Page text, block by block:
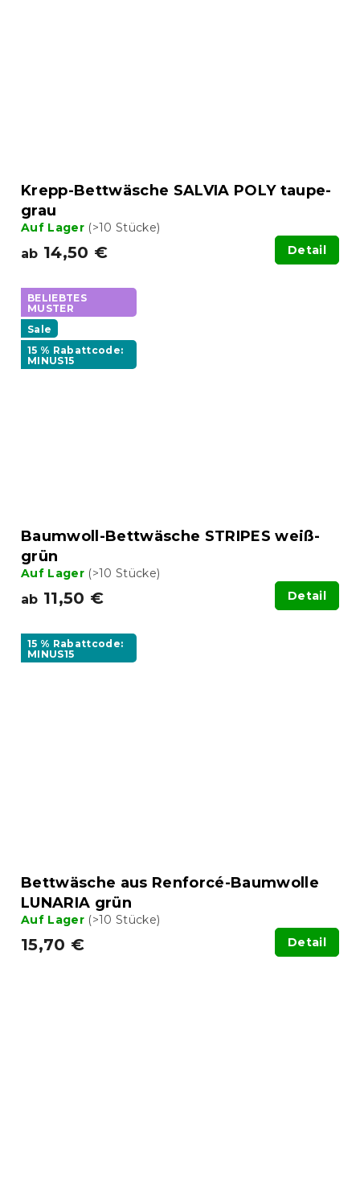
Krepp-Bettwäsche SALVIA POLY taupe-
grau
Auf Lager (>10 Stücke)
ab 14,50 € Detail
BELIEBTES
MUSTER
Sale
15 % Rabattcode:
MINUS15
Baumwoll-Bettwäsche STRIPES weiß-
grün
Auf Lager (>10 Stücke)
ab 11,50 € Detail
15 % Rabattcode:
MINUS15
Bettwäsche aus Renforcé-Baumwolle
LUNARIA grün
Auf Lager (>10 Stücke)
15,70 € Detail